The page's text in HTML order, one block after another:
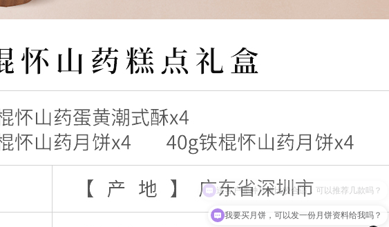
我要买月饼，可以发一份月饼资料给我吗？